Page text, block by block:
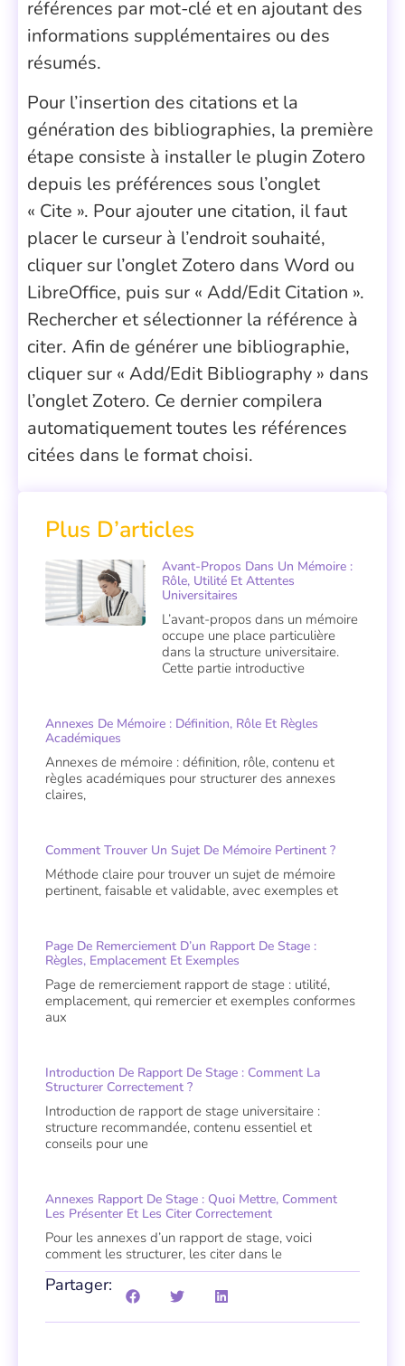
références par mot-clé et en ajoutant des
informations supplémentaires ou des
résumés.
Pour l’insertion des citations et la
génération des bibliographies, la première
étape consiste à installer le plugin Zotero
depuis les préférences sous l’onglet
« Cite ». Pour ajouter une citation, il faut
placer le curseur à l’endroit souhaité,
cliquer sur l’onglet Zotero dans Word ou
LibreOffice, puis sur « Add/Edit Citation ».
Rechercher et sélectionner la référence à
citer. Afin de générer une bibliographie,
cliquer sur « Add/Edit Bibliography » dans
l’onglet Zotero. Ce dernier compilera
automatiquement toutes les références
citées dans le format choisi.
Plus D’articles
Avant-Propos Dans Un Mémoire :
Rôle, Utilité Et Attentes
Universitaires
L’avant-propos dans un mémoire
occupe une place particulière
dans la structure universitaire.
Cette partie introductive
Annexes De Mémoire : Définition, Rôle Et Règles
Académiques
Annexes de mémoire : définition, rôle, contenu et
règles académiques pour structurer des annexes
claires,
Comment Trouver Un Sujet De Mémoire Pertinent ?
Méthode claire pour trouver un sujet de mémoire
pertinent, faisable et validable, avec exemples et
Page De Remerciement D’un Rapport De Stage :
Règles, Emplacement Et Exemples
Page de remerciement rapport de stage : utilité,
emplacement, qui remercier et exemples conformes
aux
Introduction De Rapport De Stage : Comment La
Structurer Correctement ?
Introduction de rapport de stage universitaire :
structure recommandée, contenu essentiel et
conseils pour une
Annexes Rapport De Stage : Quoi Mettre, Comment
Les Présenter Et Les Citer Correctement
Pour les annexes d’un rapport de stage, voici
comment les structurer, les citer dans le
Partager: